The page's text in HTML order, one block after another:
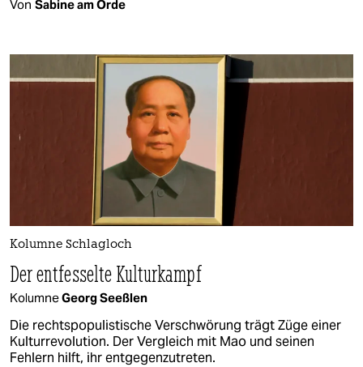
Von Sabine am Orde
Kolumne Schlagloch
Der entfesselte Kulturkampf
KolumneGeorg Seeßlen
Die rechtspopulistische Verschwörung trägt Züge einer
Kulturrevolution. Der Vergleich mit Mao und seinen
Fehlern hilft, ihr entgegenzutreten.